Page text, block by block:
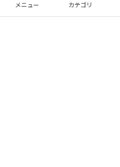
メニュー カテゴリ